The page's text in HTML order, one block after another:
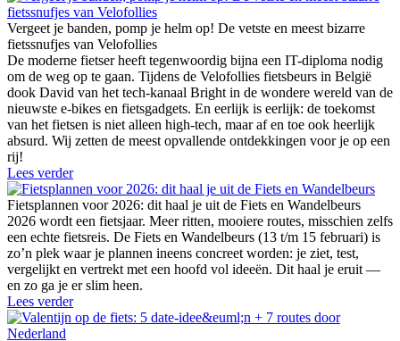
Vergeet je banden, pomp je helm op! De vetste en meest bizarre
fietssnufjes van Velofollies
De moderne fietser heeft tegenwoordig bijna een IT-diploma nodig
om de weg op te gaan. Tijdens de Velofollies fietsbeurs in België
dook David van het tech-kanaal Bright in de wondere wereld van de
nieuwste e-bikes en fietsgadgets. En eerlijk is eerlijk: de toekomst
van het fietsen is niet alleen high-tech, maar af en toe ook heerlijk
absurd. Wij zetten de meest opvallende ontdekkingen voor je op een
rij!
Lees verder
Fietsplannen voor 2026: dit haal je uit de Fiets en Wandelbeurs
2026 wordt een fietsjaar. Meer ritten, mooiere routes, misschien zelfs
een echte fietsreis. De Fiets en Wandelbeurs (13 t/m 15 februari) is
zo’n plek waar je plannen ineens concreet worden: je ziet, test,
vergelijkt en vertrekt met een hoofd vol ideeën. Dit haal je eruit —
en zo ga je er slim heen.
Lees verder